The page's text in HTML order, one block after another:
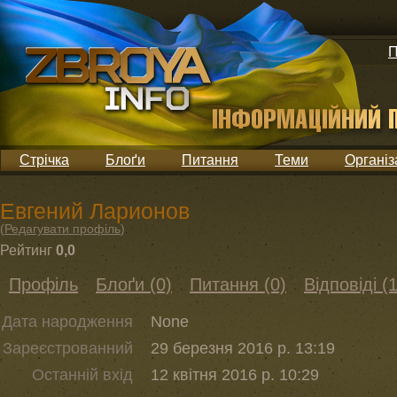
Стрічка Блоґи Питання Теми
Евгений Ларионов
(Редагувати профіль)
Рейтинг 0,0
Профіль Блоґи (0) Питання (0) Відповіді
Дата народження
None
Зареєстрованний
29 березня 2016 р. 13:19
Останній вхід
12 квітня 2016 р. 10:29